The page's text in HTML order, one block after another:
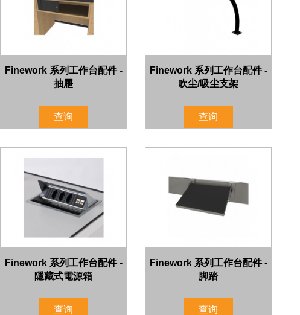
Finework 系列工作台配件 -
抽屜
查询
Finework 系列工作台配件 -
吹尘/吸尘支架
查询
Finework 系列工作台配件 -
隱藏式電源箱
查询
Finework 系列工作台配件 -
脚踏
查询